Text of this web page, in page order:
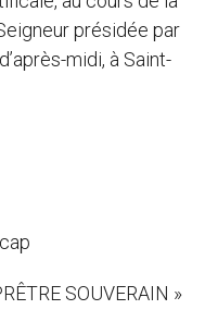
présidée par
midi, à Saint-
SOUVERAIN »